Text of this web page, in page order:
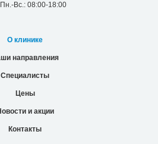
Пн.-Вс.: 08:00-18:00
О клинике
направления
Специалисты
Цены
и акции
Контакты